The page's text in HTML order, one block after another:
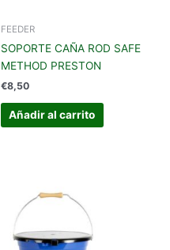
FEEDER
SOPORTE CAÑA ROD SAFE
METHOD PRESTON
€8,50
Añadir al carrito